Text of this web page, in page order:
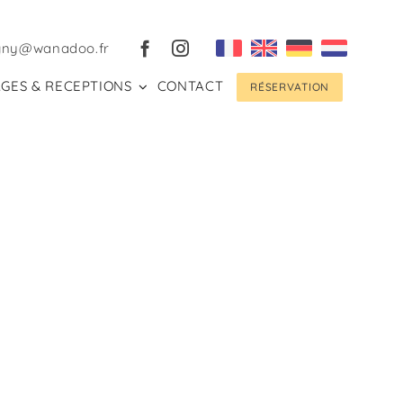
& RECEPTIONS CONTACT RÉSERVATION